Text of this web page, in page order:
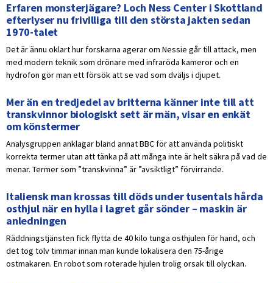
Erfaren monsterjägare? Loch Ness Center i Skottland
efterlyser nu frivilliga till den största jakten sedan
1970-talet
Det är ännu oklart hur forskarna agerar om Nessie går till attack, men
med modern teknik som drönare med infraröda kameror och en
hydrofon gör man ett försök att se vad som dväljs i djupet.
Mer än en tredjedel av britterna känner inte till att
transkvinnor biologiskt sett är män, visar en enkät
om könstermer
Analysgruppen anklagar bland annat BBC för att använda politiskt
korrekta termer utan att tänka på att många inte är helt säkra på vad de
menar. Termer som ”transkvinna” är ”avsiktligt” förvirrande.
Italiensk man krossas till döds under tusentals hårda
osthjul när en hylla i lagret går sönder – maskin är
anledningen
Räddningstjänsten fick flytta de 40 kilo tunga osthjulen för hand, och
det tog tolv timmar innan man kunde lokalisera den 75-årige
ostmakaren. En robot som roterade hjulen trolig orsak till olyckan.